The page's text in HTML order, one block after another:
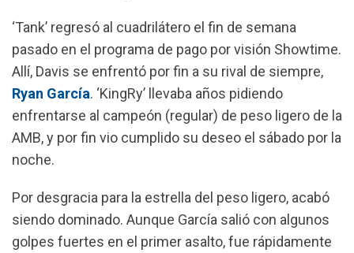
o
o
k
A
p
p
r
a
m
‘Tank’ regresó al cuadrilátero el fin de semana
pasado en el programa de pago por visión Showtime.
Allí, Davis se enfrentó por fin a su rival de siempre,
Ryan García. ‘KingRy’ llevaba años pidiendo
enfrentarse al campeón (regular) de peso ligero de la
AMB, y por fin vio cumplido su deseo el sábado por la
noche.
Por desgracia para la estrella del peso ligero, acabó
siendo dominado. Aunque García salió con algunos
golpes fuertes en el primer asalto, fue rápidamente